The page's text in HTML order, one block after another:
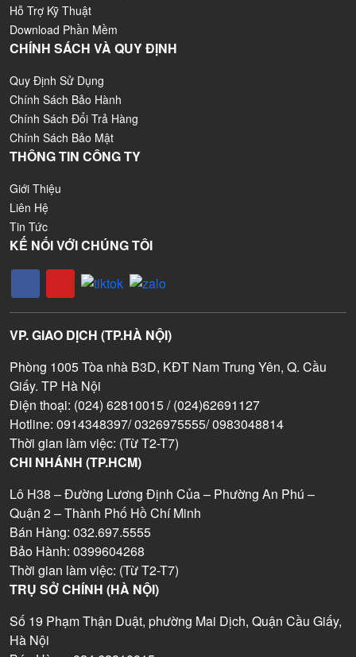
Hỗ Trợ Kỹ Thuật
Download Phần Mềm
CHÍNH SÁCH VÀ QUY ĐỊNH
Quy Định Sử Dụng
Chính Sách Bảo Hành
Chính Sách Đổi Trả Hàng
Chính Sách Bảo Mật
THÔNG TIN CÔNG TY
Giới Thiệu
Liên Hệ
Tin Tức
KẾ NỐI VỚI CHÚNG TÔI
VP. GIAO DỊCH (TP.HÀ NỘI)
Phòng 1005 Tòa nhà B3D, KĐT Nam Trung Yên, Q. Cầu
Giấy. TP Hà Nội
Điện thoại: (024) 62810015 / (024)62691127
Hotline: 0914348397/ 0326975555/ 0983048814
Thời gian làm việc: (Từ T2-T7)
CHI NHÁNH (TP.HCM)
Lô H38 – Đường Lương Định Của – Phường An Phú –
Quận 2 – Thành Phố Hồ Chí Minh
Bán Hàng: 032.697.5555
Bảo Hành: 0399604268
Thời gian làm việc: (Từ T2-T7)
TRỤ SỞ CHÍNH (HÀ NỘI)
Số 19 Phạm Thận Duật, phường Mai Dịch, Quận Cầu Giấy,
Hà Nội